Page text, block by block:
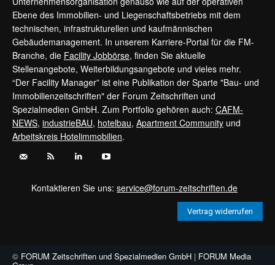
Ebene des Immobilien- und Liegenschaftsbetriebs mit dem
technischen, infrastrukturellen und kaufmännischen
Gebäudemanagement. In unserem Karriere-Portal für die FM-
Branche, die Facility Jobbörse, finden Sie aktuelle
Stellenangebote, Weiterbildungsangebote und vieles mehr.
“Der Facility Manager” ist eine Publikation der Sparte "Bau- und
Immobilienzeitschriften" der Forum Zeitschriften und
Spezialmedien GmbH. Zum Portfolio gehören auch: CAFM-
NEWS, industrieBAU, hotelbau, Apartment Community und
Arbeitskreis Hotelimmobilien.
Kontaktieren Sie uns:service@forum-zeitschriften.de
Vertrag widerrufen
© FORUM Zeitschriften und Spezialmedien GmbH | FORUM Media